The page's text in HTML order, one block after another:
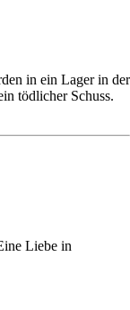
in ein Lager in der
tödlicher Schuss.
Liebe in